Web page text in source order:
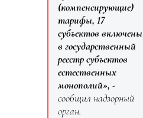
(компенсирующие)
тарифы, 17
субъектов включены
в государственный
реестр субъектов
естественных
монополий», -
сообщил надзорный
орган.